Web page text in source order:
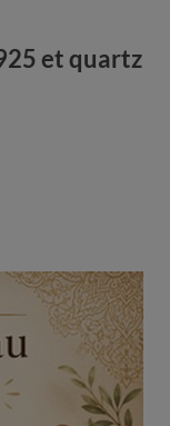
et quartz